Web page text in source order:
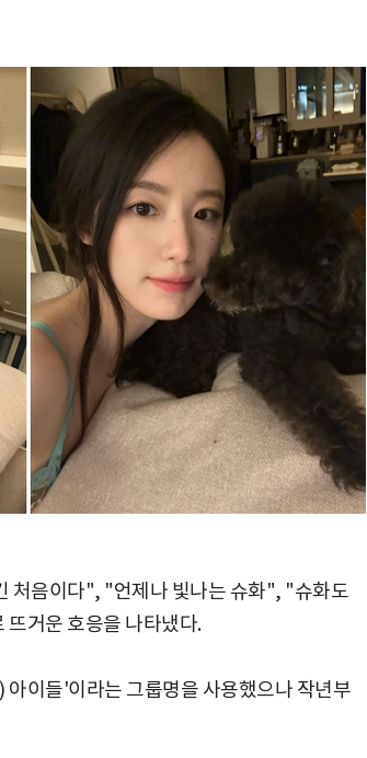
처음이다", "언제나 빛나는 슈화", "슈화도
거운 호응을 나타냈다.
이들'이라는 그룹명을 사용했으나 작년부